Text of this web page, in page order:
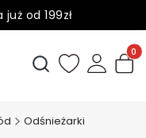
od 199zł
produkty
Otwórz
Odśnieżarki